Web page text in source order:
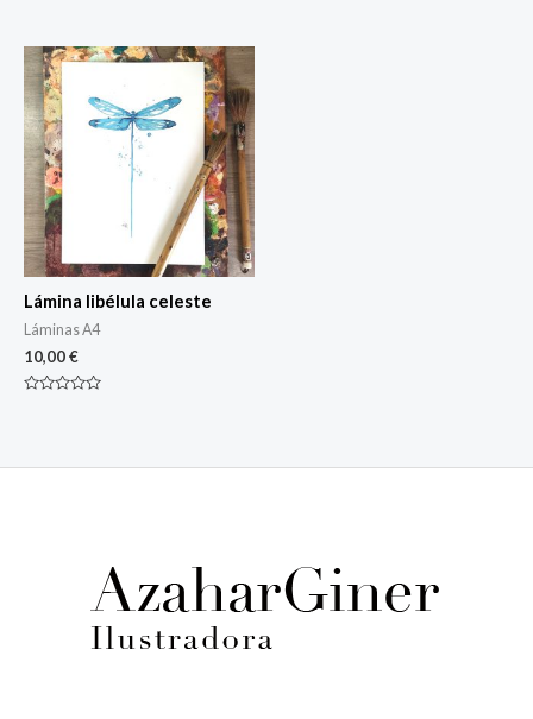
of
5
Lámina libélula celeste
Láminas A4
10,00€